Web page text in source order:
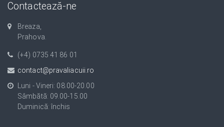
Contactează-ne
Breaza,
Prahova.
(+4) 0735 41 86 01
contact@pravaliacuii.ro
Luni - Vineri: 08.00-20.00
Sâmbătă: 09.00-15.00
Duminică: închis